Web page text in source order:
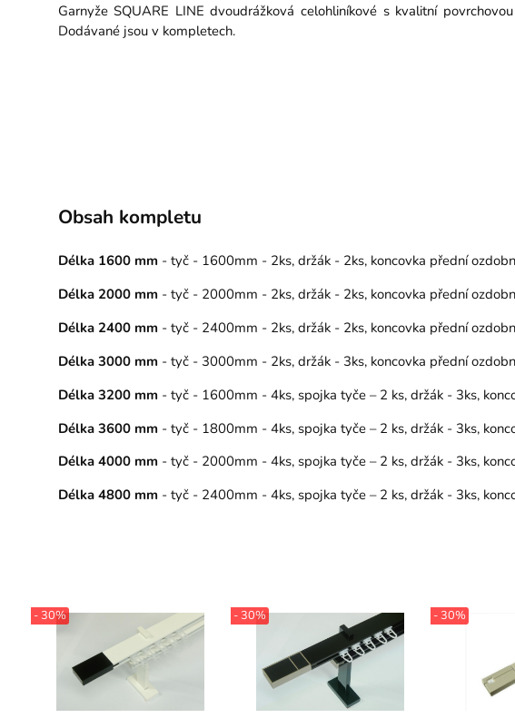
Garnyže SQUARE LINE dvoudrážková celohliníkové s kvalitní
Dodávané jsou v kompletech.
Obsah kompletu
Délka 1600 mm - tyč - 1600mm - 2ks, držák - 2ks, koncovka přední
Délka 2000 mm - tyč - 2000mm - 2ks, držák - 2ks, koncovka přední
Délka 2400 mm - tyč - 2400mm - 2ks, držák - 2ks, koncovka přední
Délka 3000 mm - tyč - 3000mm - 2ks, držák - 3ks, koncovka přední
Délka 3200 mm - tyč - 1600mm - 4ks, spojka tyče – 2 ks, držák - 3ks,
Délka 3600 mm - tyč - 1800mm - 4ks, spojka tyče – 2 ks, držák - 3ks,
Délka 4000 mm - tyč - 2000mm - 4ks, spojka tyče – 2 ks, držák - 3ks,
Délka 4800 mm - tyč - 2400mm - 4ks, spojka tyče – 2 ks, držák - 3ks,
- 30% - 30% - 30%